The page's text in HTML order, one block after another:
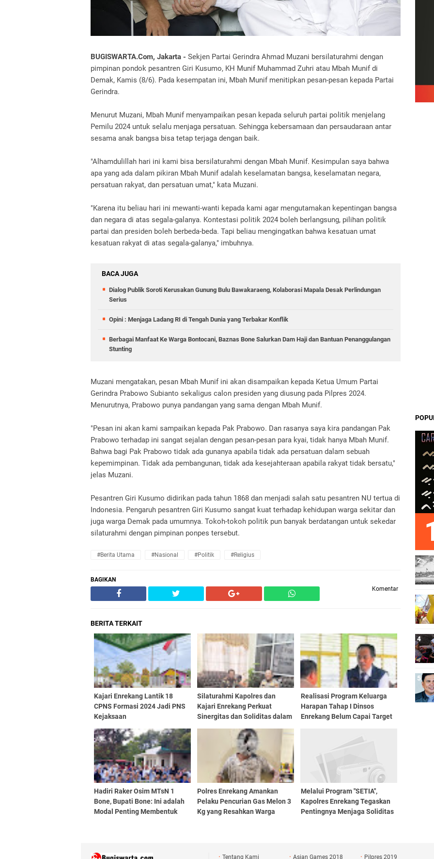
BUGISWARTA.Com, Jakarta - Sekjen Partai Gerindra Ahmad Muzani bersilaturahmi dengan
pimpinan pondok pesantren Giri Kusumo, KH Munif Muhammad Zuhri atau Mbah Munif di
Demak, Kamis (8/6). Pada kesempatan ini, Mbah Munif menitipkan pesan-pesan kepada Partai
Gerindra.
Menurut Muzani, Mbah Munif menyampaikan pesan kepada seluruh partai politik menjelang
Pemilu 2024 untuk selalu menjaga persatuan. Sehingga kebersamaan dan persaudaraan antar
sesama anak bangsa bisa tetap terjaga dengan baik.
"Alhamdulillah hari ini kami bisa bersilaturahmi dengan Mbah Munif. Kesimpulan saya bahwa
apa yang ada dalam pikiran Mbah Munif adalah keselamatan bangsa, keselamatan negara,
persatuan rakyat, dan persatuan umat," kata Muzani.
"Karena itu beliau hari ini mewanti-wanti kepada kami agar mengutamakan kepentingan bangsa
dan negara di atas segala-galanya. Kontestasi politik 2024 boleh berlangsung, pilihan politik
partai dan presiden boleh berbeda-beda. Tapi beliau mengingatkan bahwa kesatuan umat
kesatuan rakyat di atas segala-galanya," imbuhnya.
BACA JUGA
Dialog Publik Soroti Kerusakan Gunung Bulu Bawakaraeng, Kolaborasi Mapala Desak Perlindungan
Serius
Opini : Menjaga Ladang RI di Tengah Dunia yang Terbakar Konflik
Berbagai Manfaat Ke Warga Bontocani, Baznas Bone Salurkan Dam Haji dan Bantuan Penanggulangan
Stunting
Muzani mengatakan, pesan Mbah Munif ini akan disampaikan kepada Ketua Umum Partai
Gerindra Prabowo Subianto sekaligus calon presiden yang diusung pada Pilpres 2024.
Menurutnya, Prabowo punya pandangan yang sama dengan Mbah Munif.
"Pesan ini akan kami sampaikan kepada Pak Prabowo. Dan rasanya saya kira pandangan Pak
Prabowo terhadap ini sangat sejalan dengan pesan-pesan para kyai, tidak hanya Mbah Munif.
Bahwa bagi Pak Prabowo tidak ada gunanya apabila tidak ada persatuan dalam sebuah
kepemimpinan. Tidak ada pembangunan, tidak ada kesejahteraan apabila rakyat tidak bersatu,"
jelas Muzani.
Pesantren Giri Kusumo didirikan pada tahun 1868 dan menjadi salah satu pesantren NU tertua di
Indonesia. Pengaruh pesantren Giri Kusumo sangat kuat terhadap kehidupan warga sekitar dan
juga warga Demak pada umumnya. Tokoh-tokoh politik pun banyak berdatangan untuk sekedar
silaturahmi dengan pimpinan ponpes tersebut.
#Berita Utama #Nasional #Politik #religius
BAGIKAN
Komentar
BERITA TERKAIT
Kajari Enrekang Lantik 18
CPNS Formasi 2024 Jadi PNS
Kejaksaan
Silaturahmi Kapolres dan
Kajari Enrekang Perkuat
Sinergitas dan Soliditas dalam
Realisasi Program Keluarga
Harapan Tahap I Dinsos
Enrekang Belum Capai Target
Hadiri Raker Osim MTsN 1
Bone, Bupati Bone: Ini adalah
Modal Penting Membentuk
Polres Enrekang Amankan
Pelaku Pencurian Gas Melon 3
Kg yang Resahkan Warga
Melalui Program "SETIA",
Kapolres Enrekang Tegaskan
Pentingnya Menjaga Soliditas
Tentang Kami Asian Games 2018 Pilpres 2019